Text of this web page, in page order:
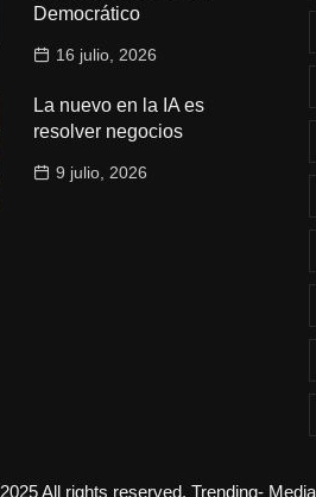
Democrático
16 julio, 2026
La nuevo en la IA es
resolver negocios
9 julio, 2026
All rights reserved. Trending- Media